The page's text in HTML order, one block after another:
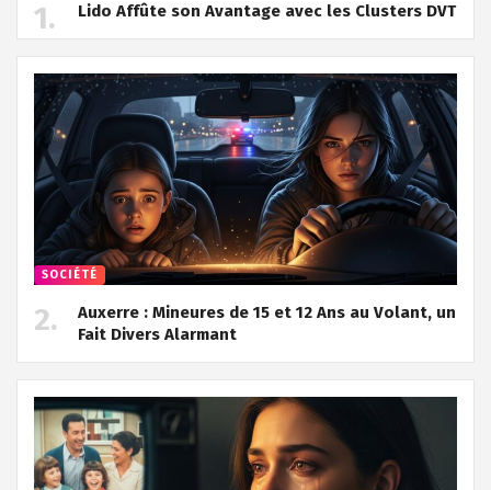
Lido Affûte son Avantage avec les Clusters DVT
SOCIÉTÉ
Auxerre : Mineures de 15 et 12 Ans au Volant, un
Fait Divers Alarmant